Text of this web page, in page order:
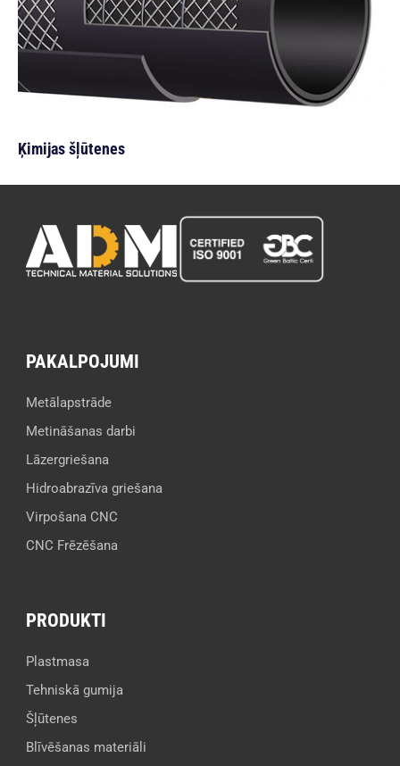
Ķimijas šļūtenes
PAKALPOJUMI
Metālapstrāde
Metināšanas darbi
Lāzergriešana
Hidroabrazīva griešana
Virpošana CNC
CNC Frēzēšana
PRODUKTI
Plastmasa
Tehniskā gumija
Šļūtenes
Blīvēšanas materiāli